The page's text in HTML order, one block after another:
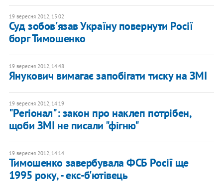
19 вересня 2012, 15:02
Суд зобов'язав Україну повернути Росії
борг Тимошенко
19 вересня 2012, 14:48
Янукович вимагає запобігати тиску на ЗМІ
19 вересня 2012, 14:19
"Регіонал": закон про наклеп потрібен,
щоби ЗМІ не писали "фігню"
19 вересня 2012, 14:14
Тимошенко завербувала ФСБ Росії ще
1995 року, - екс-б'ютівець